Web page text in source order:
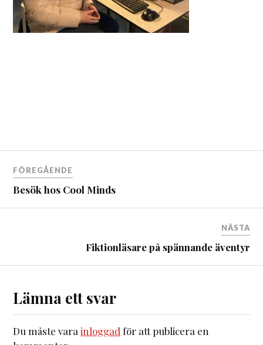
FÖREGÅENDE
Besök hos Cool Minds
NÄSTA
Fiktionläsare på spännande äventyr
Lämna ett svar
Du måste varainloggad för att publicera en